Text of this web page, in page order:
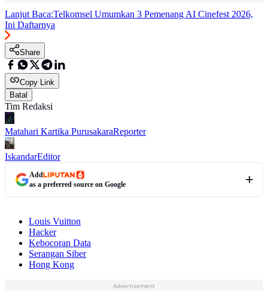
Lanjut Baca:Telkomsel Umumkan 3 Pemenang AI Cinefest 2026,
Ini Daftarnya
Share
Copy Link
Batal
Tim Redaksi
Matahari Kartika PurusakaraReporter
IskandarEditor
Add
as a preferred source on Google
Louis Vuitton
Hacker
Kebocoran Data
Serangan Siber
Hong Kong
Advertisement